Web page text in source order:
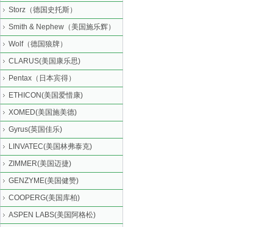
Storz（德国史托斯）
Smith & Nephew（美国施乐辉）
Wolf（德国狼牌）
CLARUS(美国康乐思)
Pentax（日本宾得）
ETHICON(美国爱惜康)
XOMED(美国施美德)
Gyrus(英国佳乐)
LINVATEC(美国林弗泰克)
ZIMMER(美国迈捷)
GENZYME(美国健赞)
COOPERG(美国库柏)
ASPEN LABS(美国阿格松)